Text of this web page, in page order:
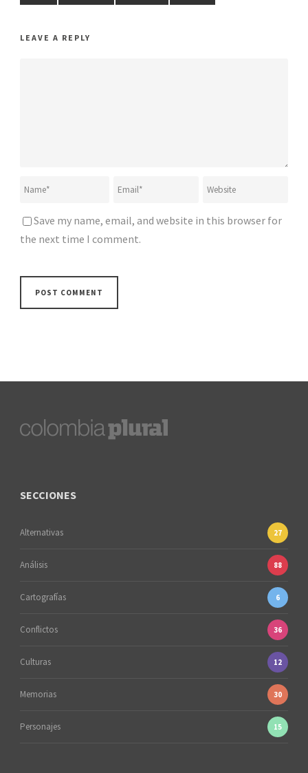
LEAVE A REPLY
Save my name, email, and website in this browser for
the next time I comment.
SECCIONES
Alternativas 27
Análisis 88
Cartografías 6
Conflictos 36
Culturas 12
Memorias 30
Personajes 15